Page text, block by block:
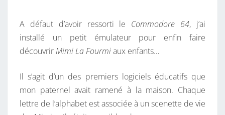
U
V
R
N
T
M
A
I
R
A défaut d’avoir ressorti le Commodore 64, j’ai
installé un petit émulateur pour enfin faire
découvrirMimi La Fourmiaux enfants…
Il s’agit d’un des premiers logiciels éducatifs que
mon paternel avait ramené à la maison. Chaque
lettre de l’alphabet est associée à un scenette de vie